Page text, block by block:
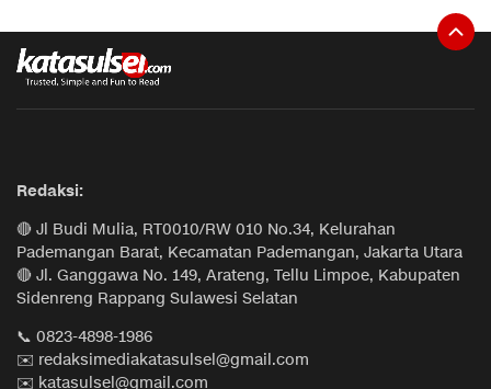
Redaksi:
🔴 Jl Budi Mulia, RT0010/RW 010 No.34, Kelurahan
Pademangan Barat, Kecamatan Pademangan, Jakarta Utara
🔴 Jl. Ganggawa No. 149, Arateng, Tellu Limpoe, Kabupaten
Sidenreng Rappang Sulawesi Selatan
📞 0823-4898-1986
✉️ redaksimediakatasulsel@gmail.com
✉️ katasulsel@gmail.com